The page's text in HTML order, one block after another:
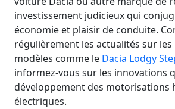
investissement judicieux qui
économie et plaisir de conduite.
régulièrement les actualités sur les
modèles comme le Dacia Lodgy
informez-vous sur les innovations
développement des motorisations
électriques.